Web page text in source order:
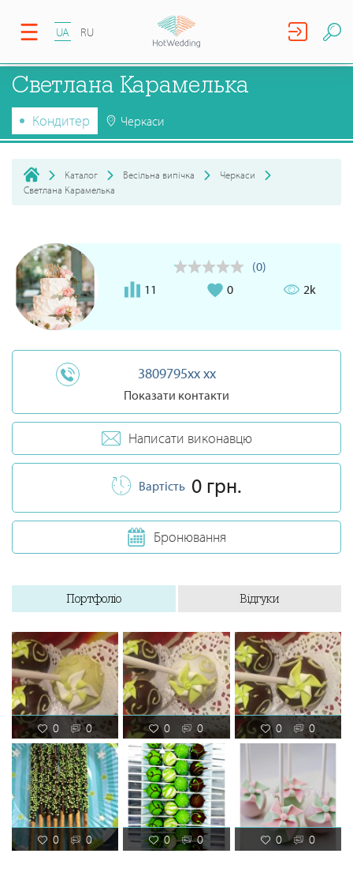
UA RU
Светлана Карамелька
Кондитер Черкаси
Каталог Весільна випічка
Черкаси
Светлана Карамелька
(0)
11
0 2k
3809795xx xx
Показати контакти
Написати виконавцю
Вартість 0 грн.
Бронювання
Портфоліо Відгуки
0 0 0 0 0 0
0 0 0 0 0 0